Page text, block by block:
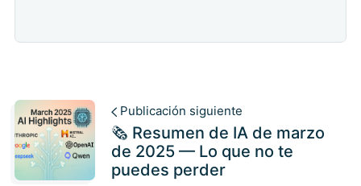
Publicación siguiente
🗞️ Resumen de IA de marzo
de 2025 — Lo que no te
puedes perder